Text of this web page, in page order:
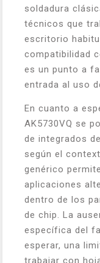
soldadura
técnicos que
escritorio
compatibilidad
es un punto a
entrada al uso
En cuanto a
AK5730VQ se
de integrados
según el
genérico
aplicaciones
dentro de los
de chip. La
específica del
esperar, una
trabajar con